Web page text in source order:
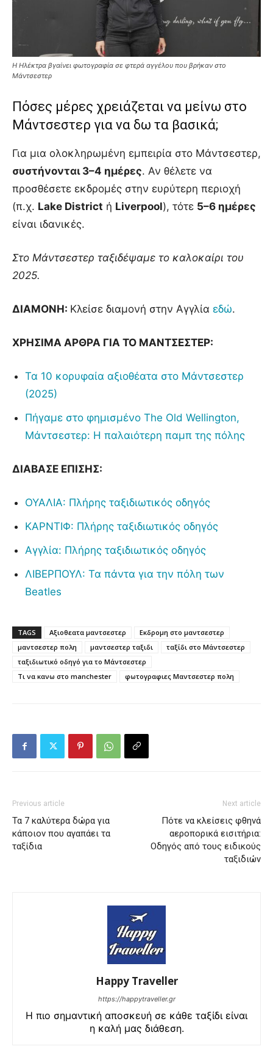
Η Ηλέκτρα βγαίνει φωτογραφία σε φτερά αγγέλου που βρήκαν στο
Μάντσεστερ
Πόσες μέρες χρειάζεται να μείνω στο
Μάντσεστερ για να δω τα βασικά;
Για μια ολοκληρωμένη εμπειρία στο Μάντσεστερ,
συστήνονται 3–4 ημέρες. Αν θέλετε να
προσθέσετε εκδρομές στην ευρύτερη περιοχή
(π.χ. Lake District ή Liverpool), τότε 5–6 ημέρες
είναι ιδανικές.
Στο Μάντσεστερ ταξιδέψαμε το καλοκαίρι του
2025.
ΔΙΑΜΟΝΗ: Κλείσε διαμονή στην Αγγλία εδώ.
ΧΡΗΣΙΜΑ ΑΡΘΡΑ ΓΙΑ ΤΟ ΜΑΝΤΣΕΣΤΕΡ:
Τα 10 κορυφαία αξιοθέατα στο Μάντσεστερ
(2025)
Πήγαμε στο φημισμένο The Old Wellington,
Μάντσεστερ: Η παλαιότερη παμπ της πόλης
ΔΙΑΒΑΣΕ ΕΠΙΣΗΣ:
ΟΥΑΛΙΑ: Πλήρης ταξιδιωτικός οδηγός
ΚΑΡΝΤΙΦ: Πλήρης ταξιδιωτικός οδηγός
Αγγλία: Πλήρης ταξιδιωτικός οδηγός
ΛΙΒΕΡΠΟΥΛ: Τα πάντα για την πόλη των
Beatles
TAGS Αξιοθεατα μαντσεστερ
Εκδρομη στο μαντσεστερ
μαντσεστερ πολη
μαντσεστερ ταξιδι
ταξίδι στο Μάντσεστερ
ταξιδιωτικό οδηγό για το Μάντσεστερ
Τι να κανω στο manchester
φωτογραφιες Μαντσεστερ πολη
Previous article
Τα 7 καλύτερα δώρα για
κάποιον που αγαπάει τα
ταξίδια
Next article
Πότε να κλείσεις φθηνά
αεροπορικά εισιτήρια:
Οδηγός από τους ειδικούς
ταξιδιών
Happy Traveller
https://happytraveller.gr
Η πιο σημαντική αποσκευή σε κάθε ταξίδι είναι
η καλή μας διάθεση.